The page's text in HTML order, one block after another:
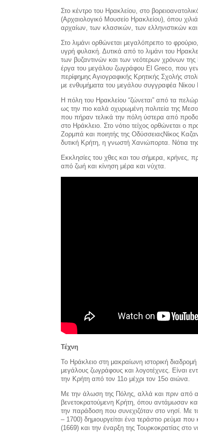
Στο κέντρο του Ηρακλείου, στο
(Αρχαιολογικό Μουσείο Ηρακλείου), όπου
αρχαίων, των κλασικών, των ελληνιστικών
Στο λιμάνι ορθώνεται μεγαλόπρεπο το
υγρή φυλακή. Δυτικά από το λιμάνι του
των βυζαντινών και των νεότερων χρόνων
έργα του μεγάλου ζωγράφου Εl Greco, που
περίφημης Αγιογραφικής Κρητικής Σχολής
με ενθυμήματα του μεγάλου συγγραφέα Νίκου
Η πόλη του Ηρακλείου “ζώνεται” από τα
ως την πιο καλά οχυρωμένη πολιτεία της
που πήραν τελικά την πόλη ύστερα από
στο Ηράκλειο. Στο νότιο τείχος ορθώνεται ο
Ζορμπά και ποιητής της ΟδύσσειαςΝίκος
δυτική Κρήτη, η γνωστή Χανιώπορτα. Νότια
Εκκλησίες του χθες και του σήμερα, κρήνες,
από ζωή και κίνηση μέρα και νύχτα.
Τέχνη
Το Ηράκλειο στη μακραίωνη ιστορική
μεγάλους ζωγράφους και λογοτέχνες. Είναι
την Κρήτη από τον 11ο μέχρι τον 15ο αιώνα.
Με την άλωση της Πόλης, αλλά και πριν από
βενετοκρατούμενη Κρήτη, όπου αντάμωσαν
την παράδοση που συνεχιζόταν στο νησί. Με
– 1700) δημιουργείται ένα τεράστιο ρεύμα
(1669) και την έναρξη της Τουρκοκρατίας στο